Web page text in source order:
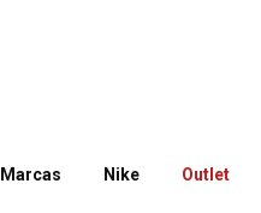
Marcas Nike Outlet